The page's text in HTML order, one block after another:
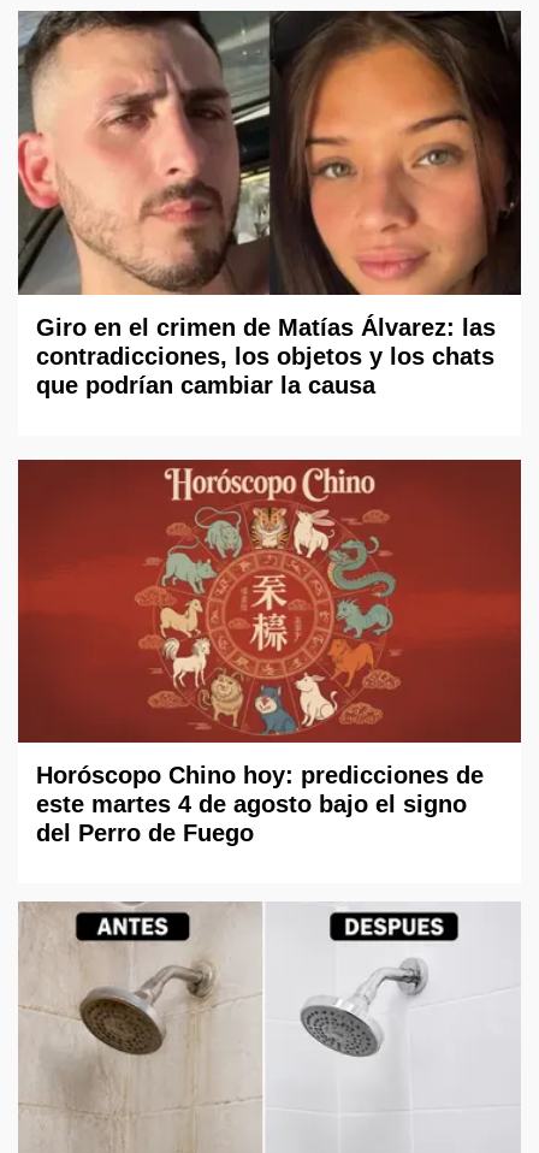
Giro en el crimen de Matías Álvarez: las
contradicciones, los objetos y los chats
que podrían cambiar la causa
Horóscopo Chino hoy: predicciones de
este martes 4 de agosto bajo el signo
del Perro de Fuego